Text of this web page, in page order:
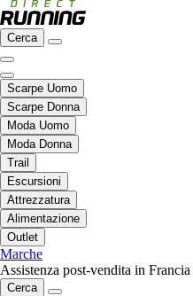
Cerca
Scarpe Uomo
Scarpe Donna
Moda Uomo
Moda Donna
Trail
Escursioni
Attrezzatura
Alimentazione
Outlet
Marche
Assistenza post-vendita in Francia
Cerca